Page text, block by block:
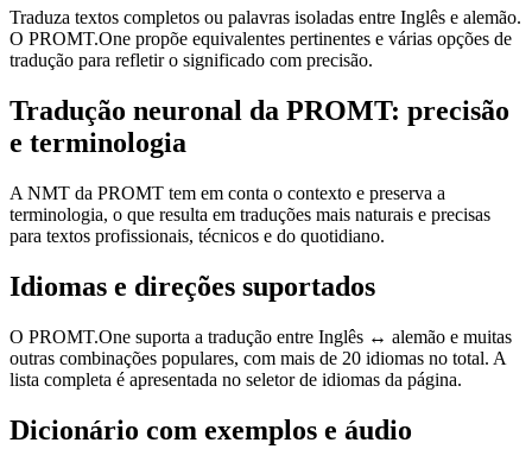
Traduza textos completos ou palavras isoladas entre Inglês e alemão.
O PROMT.One propõe equivalentes pertinentes e várias opções de
tradução para refletir o significado com precisão.
Tradução neuronal da PROMT: precisão
e terminologia
A NMT da PROMT tem em conta o contexto e preserva a
terminologia, o que resulta em traduções mais naturais e precisas
para textos profissionais, técnicos e do quotidiano.
Idiomas e direções suportados
O PROMT.One suporta a tradução entre Inglês ↔ alemão e muitas
outras combinações populares, com mais de 20 idiomas no total. A
lista completa é apresentada no seletor de idiomas da página.
Dicionário com exemplos e áudio